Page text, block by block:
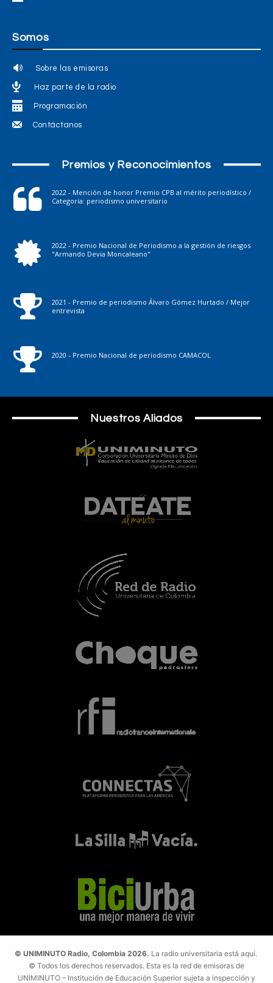
Somos
Sobre las emisoras
Haz parte de la radio
Programación
Contáctanos
Premios y Reconocimientos
2022 - Mención de honor Premio CPB al mérito periodístico /
Categoría: periodismo universitario
2022 - Premio Nacional de Periodismo a la gestión de riesgos
"Armando Devia Moncaleano"
2021 - Premio de periodismo Álvaro Gómez Hurtado / Mejor
entrevista
2020 - Premio Nacional de periodismo CAMACOL
Nuestros Aliados
© UNIMINUTO Radio, Colombia 2026. La radio universitaria está aquí.
© Todos los derechos reservados. Esta es la red de emisoras de
UNIMINUTO – Institución de Educación Superior sujeta a inspección y